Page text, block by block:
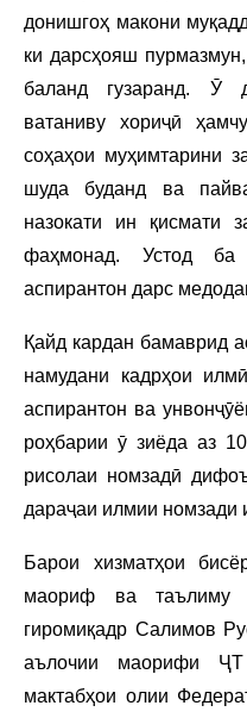
донишгоҳ макони
ки дарсҳояш
баланд гузаранд. Ӯ
ватаниву хориҷӣ
соҳаҳои муҳимтарини
шуда буданд ва
назокати ин қисмати
фаҳмонад. Устод ба
аспирантон дарс
Қайд кардан бамаврид
намудани кадрҳои
аспирантон ва
роҳбарии ӯ зиёда аз
рисолаи номзадӣ
дараҷаи илмии номзади
Барои хизматҳои
маориф ва таълиму
гиромиқадр Салимов
аълочии маорифи
мактабҳои олии